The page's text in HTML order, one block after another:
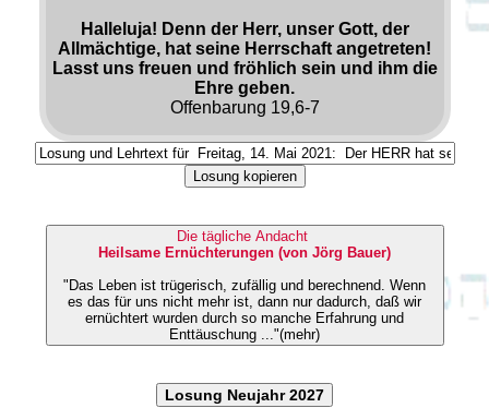
Halleluja! Denn der Herr, unser Gott, der
Allmächtige, hat seine Herrschaft angetreten!
Lasst uns freuen und fröhlich sein und ihm die
Ehre geben.
Offenbarung 19,6-7
Losung kopieren
Die tägliche Andacht
Heilsame Ernüchterungen (von Jörg Bauer)
"Das Leben ist trügerisch, zufällig und berechnend. Wenn
es das für uns nicht mehr ist, dann nur dadurch, daß wir
ernüchtert wurden durch so manche Erfahrung und
Enttäuschung ..."(mehr)
Losung Neujahr 2027